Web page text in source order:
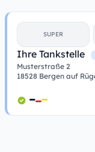
SUPER
Ihre Tankstelle
Musterstraße 2
18528 Bergen auf